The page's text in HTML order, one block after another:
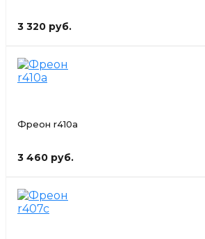
3 320 руб.
Фреон r410a
3 460 руб.